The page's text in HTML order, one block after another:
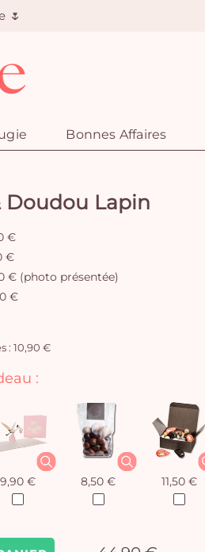
🌷
Bonnes Affaires
Doudou Lapin
€
€
€ (photo présentée)
€
: 10,90 €
:
9,90 € 8,50 € 11,50 €